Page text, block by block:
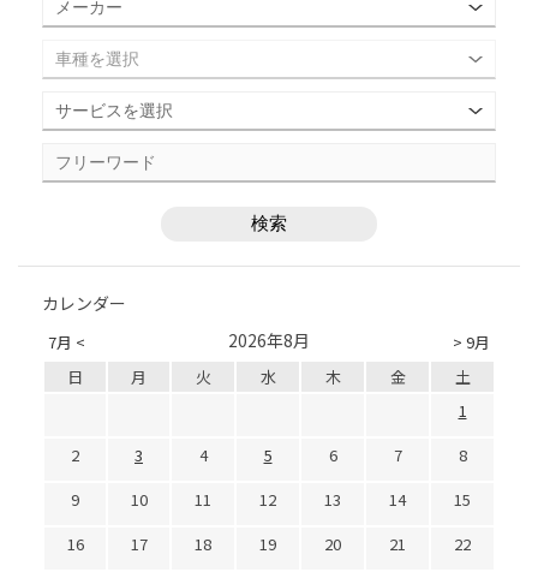
カレンダー
7月 < > 9月
2026年8月
日 月 火 水 木 金
土
1
2
3 4 5 6 7
8
9
10 11 12 13 14
15
16
17 18 19 20 21
22